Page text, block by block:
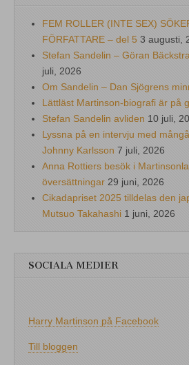
FEM ROLLER (INTE SEX)
FÖRFATTARE – del 5 3 augusti,
Stefan Sandelin – Göran
juli, 2026
Om Sandelin – Dan Sjögrens
Lättläst Martinson-biografi är på
Stefan Sandelin avliden 10 juli,
Lyssna på en intervju med
Johnny Karlsson 7 juli, 2026
Anna Rottiers besök i
översättningar 29 juni, 2026
Cikadapriset 2025 tilldelas den
Mutsuo Takahashi 1 juni, 2026
SOCIALA MEDIER
Harry Martinson på Facebook
Till bloggen